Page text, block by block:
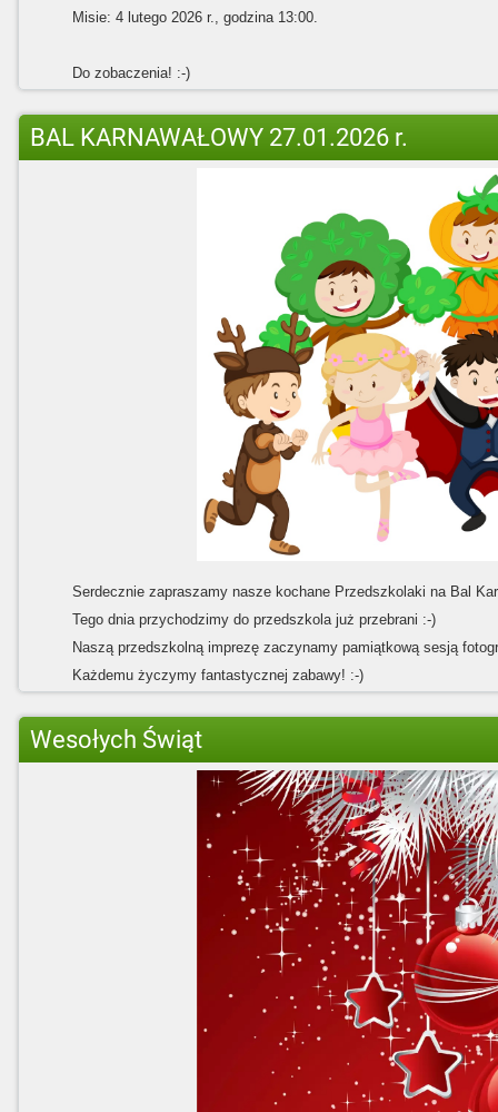
Misie: 4 lutego 2026 r., godzina 13:00.
Do zobaczenia! :-)
BAL KARNAWAŁOWY 27.01.2026 r.
Serdecznie zapraszamy nasze kochane Przedszkolaki na Bal
Tego dnia przychodzimy do przedszkola już przebrani :-)
Naszą przedszkolną imprezę zaczynamy pamiątkową sesją
Każdemu życzymy fantastycznej zabawy! :-)
Wesołych Świąt